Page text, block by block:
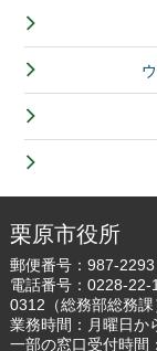
栗原市役所
郵便番号：987-
電話番号： 0228-22-
0312（総務部総務課
業務時間：月曜日か
一部の窓口受付時間